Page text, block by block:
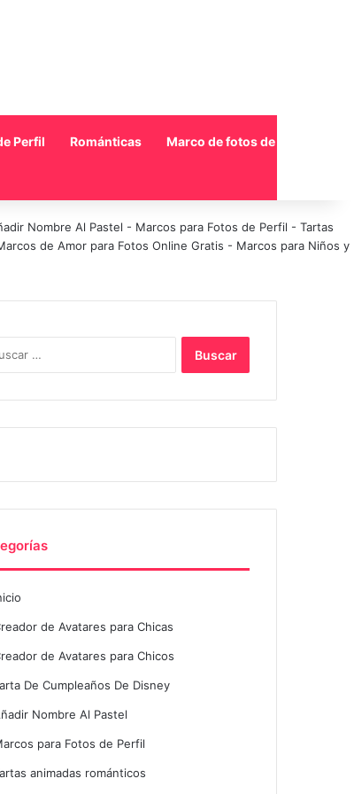
Perfil Románticas Marco de fotos de collage
Nombre Al Pastel - Marcos para Fotos de Perfil - Tartas
de Amor para Fotos Online Gratis - Marcos para Niños y
de Avatares para Chicas
de Avatares para Chicos
De Cumpleaños De Disney
Nombre Al Pastel
para Fotos de Perfil
animadas románticos